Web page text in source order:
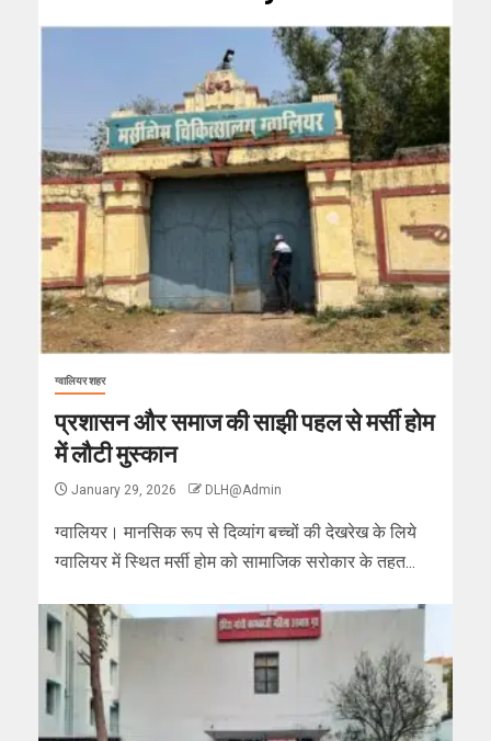
ग्वालियर शहर
प्रशासन और समाज की साझी पहल से मर्सी होम
में लौटी मुस्कान
January 29, 2026 DLH@Admin
ग्वालियर। मानसिक रूप से दिव्यांग बच्चों की देखरेख के लिये
ग्वालियर में स्थित मर्सी होम को सामाजिक सरोकार के तहत...